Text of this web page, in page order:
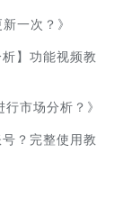
一次？》
】功能视频教
市场分析？》
？完整使用教